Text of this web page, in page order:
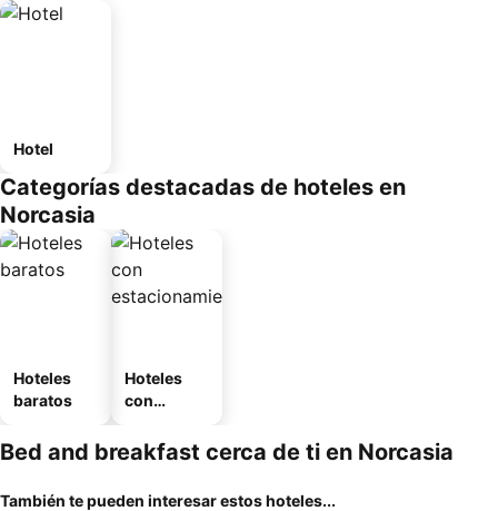
Hotel
Categorías destacadas de hoteles en
Norcasia
Hoteles
baratos
Hoteles
con
miento
Bed and breakfast cerca de ti en Norcasia
También te pueden interesar estos hoteles...